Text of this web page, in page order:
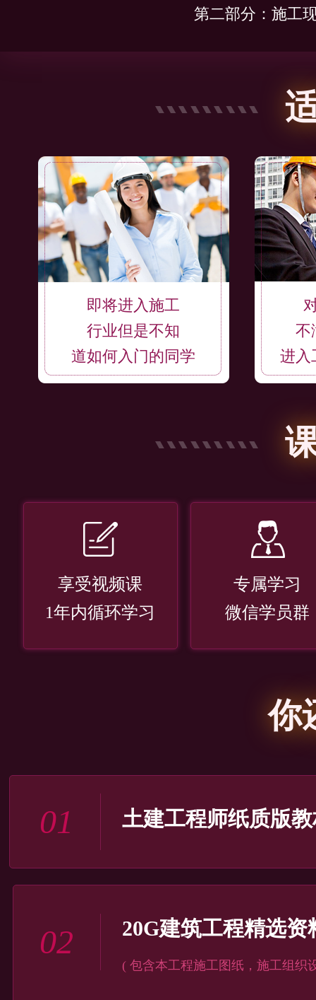
第二部分：施工
第五部分：课程
即将进入施工
行业但是不知
道如何入门的同学
不
进入
享受视频课
1年内循环学习
专属学习
微信学员群
你
01 土建工程师纸质版
02 20G建筑工程精选资
( 包含本工程施工图纸，施工组织